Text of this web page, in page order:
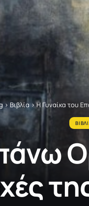
>Βιβλία>Η Γυναίκα του